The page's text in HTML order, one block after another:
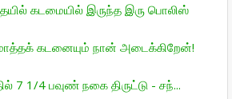
கடமையில் இருந்த இரு பொலிஸ்
கடனையும் நான் அடைக்கிறேன்!
7 1/4 பவுண் நகை திருட்டு - சந்...